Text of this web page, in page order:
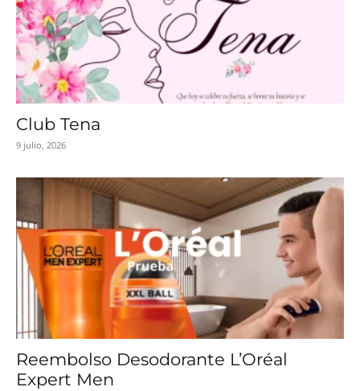
Club Tena
9 julio, 2026
Reembolso Desodorante L’Oréal
Expert Men